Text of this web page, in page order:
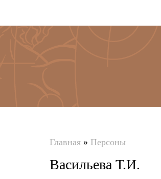
здесь
Главная » Персоны
Васильева Т.И.